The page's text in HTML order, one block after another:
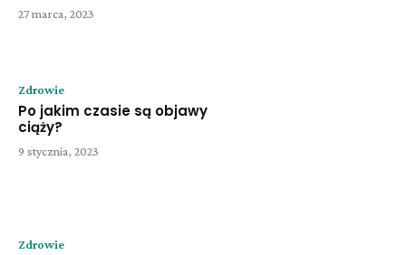
27 marca, 2023
Zdrowie
Po jakim czasie są objawy
ciąży?
9 stycznia, 2023
Zdrowie